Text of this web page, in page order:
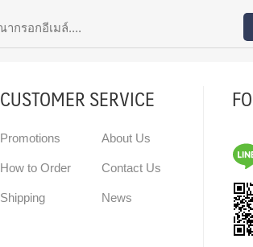
CUSTOMER SERVICE
Promotions
How to Order
Shipping
About Us
Contact Us
News